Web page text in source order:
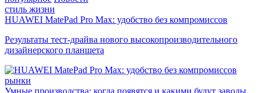
стиль жизни
HUAWEI MatePad Pro Max: удобство без компромиссов
Результаты тест-драйва нового высокопроизводительного
дизайнерского планшета
рынки
Умные производства: когда появятся и какими будут заводы